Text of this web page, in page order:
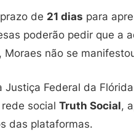
de 21 dias para
poderão pedir que a
não se
Federal da
social Truth Social,
das plataformas.